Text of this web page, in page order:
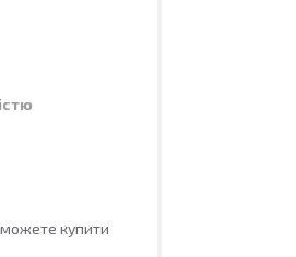
можете купити